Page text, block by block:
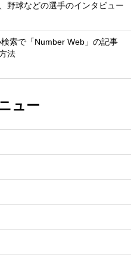
野球などの選手のインタビュー
検索で「Number Web」の記事
法
ュー